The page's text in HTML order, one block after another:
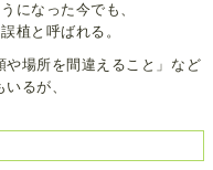
になった今でも、
植と呼ばれる。
場所を間違えること」など
るが、